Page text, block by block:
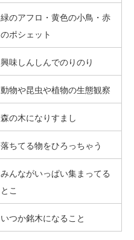
緑のアフロ・黄色の小鳥・赤
のポシェット
興味しんしんでのりのり
動物や昆虫や植物の生態観察
森の木になりすまし
落ちてる物をひろっちゃう
みんながいっぱい集まってる
とこ
いつか銘木になること